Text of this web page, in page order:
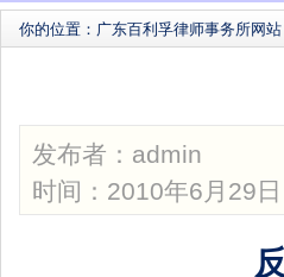
你的位置： 广东百利孚律师事务所网站
发布者： admin
时间：2010年6月29